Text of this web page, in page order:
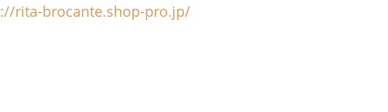
rita-brocante.shop-pro.jp/